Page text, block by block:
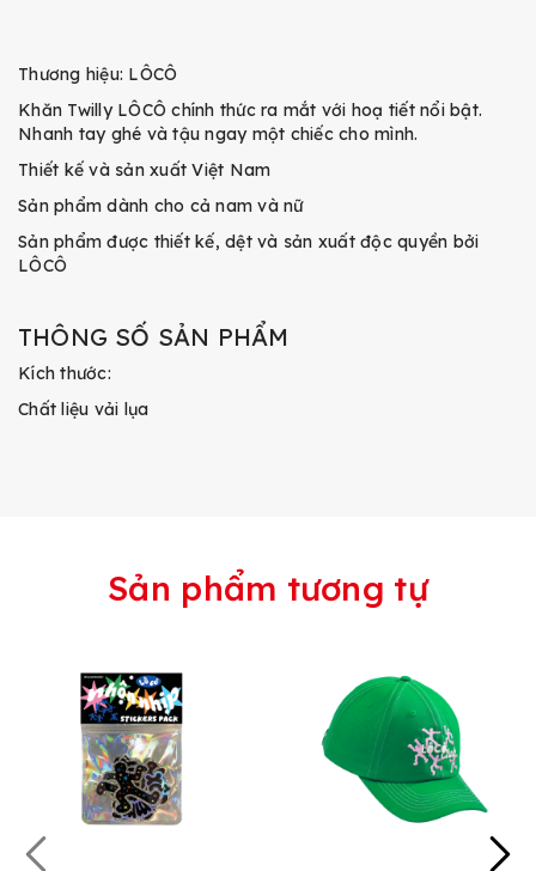
Thương hiệu: LÔCÔ
Khăn Twilly LÔCÔ chính thức ra mắt với hoạ tiết nổi bật.
Nhanh tay ghé và tậu ngay một chiếc cho mình.
Thiết kế và sản xuất Việt Nam
Sản phẩm dành cho cả nam và nữ
Sản phẩm được thiết kế, dệt và sản xuất độc quyền bởi
LÔCÔ
THÔNG SỐ SẢN PHẨM
Kích thước:
Chất liệu vải lụa
Sản phẩm tương tự